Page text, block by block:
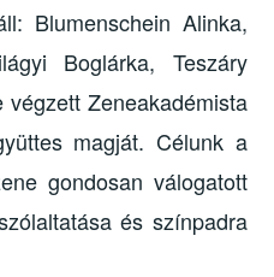
Blumenschein Alinka,
Boglárka, Teszáry
Zeneakadémista
magját. Célunk a
gondosan válogatott
és színpadra